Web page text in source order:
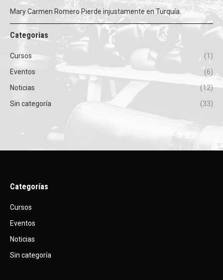
Mary Carmen Romero Pierde injustamente en Turquía.
Categorias
Cursos
(1)
Eventos
(6)
Noticias
(12)
Sin categoría
(33)
Categorías
Cursos
Eventos
Noticias
Sin categoría